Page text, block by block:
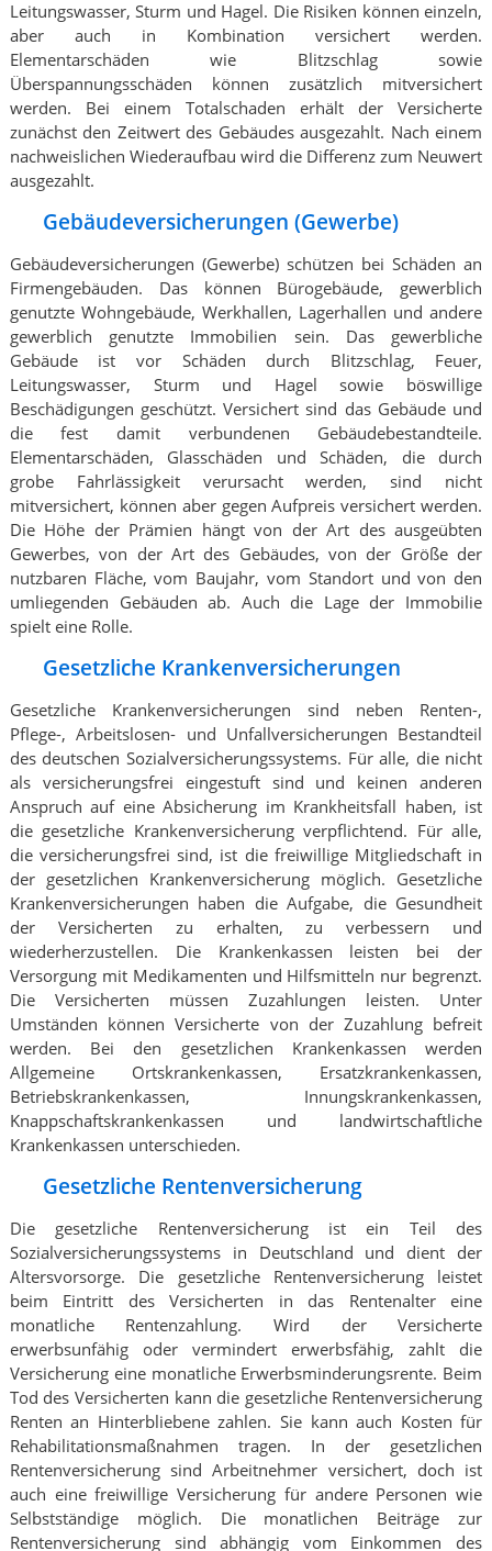
Leitungswasser, Sturm und Hagel. Die Risiken können einzeln,
aber auch in Kombination versichert werden.
Elementarschäden wie Blitzschlag sowie
Überspannungsschäden können zusätzlich mitversichert
werden. Bei einem Totalschaden erhält der Versicherte
zunächst den Zeitwert des Gebäudes ausgezahlt. Nach einem
nachweislichen Wiederaufbau wird die Differenz zum Neuwert
ausgezahlt.
Gebäudeversicherungen (Gewerbe)
Gebäudeversicherungen (Gewerbe) schützen bei Schäden an
Firmengebäuden. Das können Bürogebäude, gewerblich
genutzte Wohngebäude, Werkhallen, Lagerhallen und andere
gewerblich genutzte Immobilien sein. Das gewerbliche
Gebäude ist vor Schäden durch Blitzschlag, Feuer,
Leitungswasser, Sturm und Hagel sowie böswillige
Beschädigungen geschützt. Versichert sind das Gebäude und
die fest damit verbundenen Gebäudebestandteile.
Elementarschäden, Glasschäden und Schäden, die durch
grobe Fahrlässigkeit verursacht werden, sind nicht
mitversichert, können aber gegen Aufpreis versichert werden.
Die Höhe der Prämien hängt von der Art des ausgeübten
Gewerbes, von der Art des Gebäudes, von der Größe der
nutzbaren Fläche, vom Baujahr, vom Standort und von den
umliegenden Gebäuden ab. Auch die Lage der Immobilie
spielt eine Rolle.
Gesetzliche Krankenversicherungen
Gesetzliche Krankenversicherungen sind neben Renten-,
Pflege-, Arbeitslosen- und Unfallversicherungen Bestandteil
des deutschen Sozialversicherungssystems. Für alle, die nicht
als versicherungsfrei eingestuft sind und keinen anderen
Anspruch auf eine Absicherung im Krankheitsfall haben, ist
die gesetzliche Krankenversicherung verpflichtend. Für alle,
die versicherungsfrei sind, ist die freiwillige Mitgliedschaft in
der gesetzlichen Krankenversicherung möglich. Gesetzliche
Krankenversicherungen haben die Aufgabe, die Gesundheit
der Versicherten zu erhalten, zu verbessern und
wiederherzustellen. Die Krankenkassen leisten bei der
Versorgung mit Medikamenten und Hilfsmitteln nur begrenzt.
Die Versicherten müssen Zuzahlungen leisten. Unter
Umständen können Versicherte von der Zuzahlung befreit
werden. Bei den gesetzlichen Krankenkassen werden
Allgemeine Ortskrankenkassen, Ersatzkrankenkassen,
Betriebskrankenkassen, Innungskrankenkassen,
Knappschaftskrankenkassen und landwirtschaftliche
Krankenkassen unterschieden.
Gesetzliche Rentenversicherung
Die gesetzliche Rentenversicherung ist ein Teil des
Sozialversicherungssystems in Deutschland und dient der
Altersvorsorge. Die gesetzliche Rentenversicherung leistet
beim Eintritt des Versicherten in das Rentenalter eine
monatliche Rentenzahlung. Wird der Versicherte
erwerbsunfähig oder vermindert erwerbsfähig, zahlt die
Versicherung eine monatliche Erwerbsminderungsrente. Beim
Tod des Versicherten kann die gesetzliche Rentenversicherung
Renten an Hinterbliebene zahlen. Sie kann auch Kosten für
Rehabilitationsmaßnahmen tragen. In der gesetzlichen
Rentenversicherung sind Arbeitnehmer versichert, doch ist
auch eine freiwillige Versicherung für andere Personen wie
Selbstständige möglich. Die monatlichen Beiträge zur
Rentenversicherung sind abhängig vom Einkommen des